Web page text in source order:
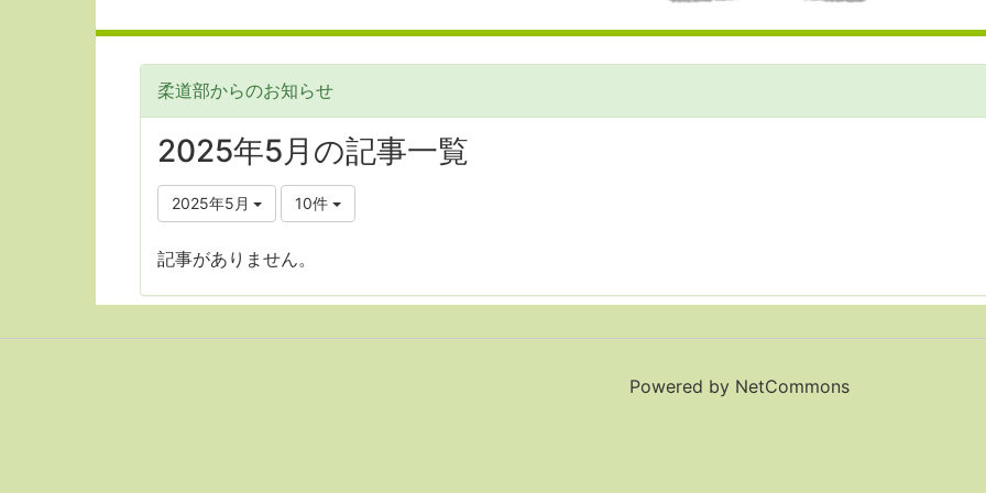
柔道部からのお知らせ
2025年5月の記事一覧
2025年5月 10件
記事がありません。
Powered by NetCommons